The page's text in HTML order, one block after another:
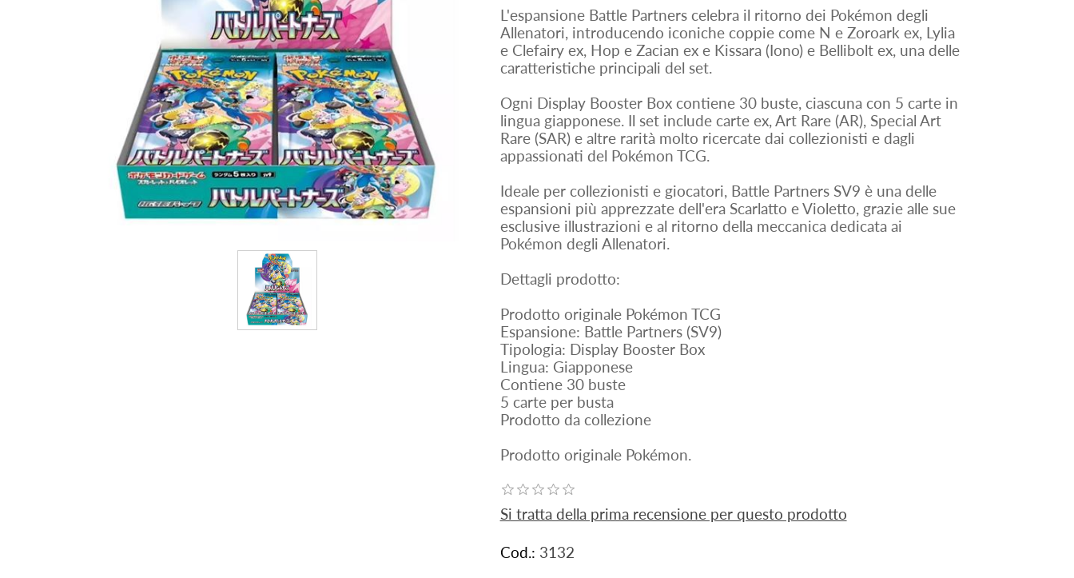
L'espansione Battle Partners celebra il ritorno dei Pokémon degli
Allenatori, introducendo iconiche coppie come N e Zoroark ex, Lylia
e Clefairy ex, Hop e Zacian ex e Kissara (Iono) e Bellibolt ex, una delle
caratteristiche principali del set.
Ogni Display Booster Box contiene 30 buste, ciascuna con 5 carte in
lingua giapponese. Il set include carte ex, Art Rare (AR), Special Art
Rare (SAR) e altre rarità molto ricercate dai collezionisti e dagli
appassionati del Pokémon TCG.
Ideale per collezionisti e giocatori, Battle Partners SV9 è una delle
espansioni più apprezzate dell'era Scarlatto e Violetto, grazie alle sue
esclusive illustrazioni e al ritorno della meccanica dedicata ai
Pokémon degli Allenatori.
Dettagli prodotto:
Prodotto originale Pokémon TCG
Espansione: Battle Partners (SV9)
Tipologia: Display Booster Box
Lingua: Giapponese
Contiene 30 buste
5 carte per busta
Prodotto da collezione
Prodotto originale Pokémon.
Si tratta della prima recensione per questo prodotto
Cod.: 3132